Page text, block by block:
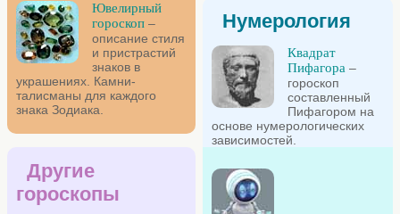
Ювелирный
гороскоп –
описание стиля
и пристрастий
знаков в
украшениях. Камни-
талисманы для каждого
знака Зодиака.
Нумерология
Квадрат
Пифагора –
гороскоп
составленный
Пифагором на
основе нумерологических
зависимостей.
Другие
гороскопы